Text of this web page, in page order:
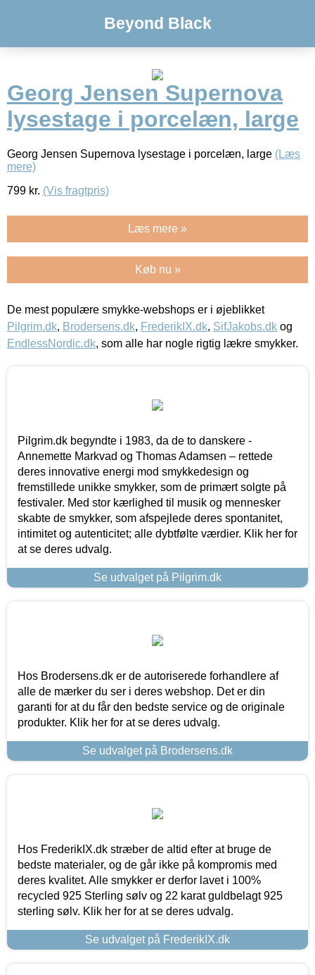
Beyond Black
Georg Jensen Supernova
lysestage i porcelæn, large
Georg Jensen Supernova lysestage i porcelæn, large (Læs
mere)
799 kr. (Vis fragtpris)
Læs mere »
Køb nu »
De mest populære smykke-webshops er i øjeblikket
Pilgrim.dk, Brodersens.dk, FrederikIX.dk, SifJakobs.dk og
EndlessNordic.dk, som alle har nogle rigtig lækre smykker.
Pilgrim.dk begyndte i 1983, da de to danskere -
Annemette Markvad og Thomas Adamsen – rettede
deres innovative energi mod smykkedesign og
fremstillede unikke smykker, som de primært solgte på
festivaler. Med stor kærlighed til musik og mennesker
skabte de smykker, som afspejlede deres spontanitet,
intimitet og autenticitet; alle dybtfølte værdier. Klik her for
at se deres udvalg.
Se udvalget på Pilgrim.dk
Hos Brodersens.dk er de autoriserede forhandlere af
alle de mærker du ser i deres webshop. Det er din
garanti for at du får den bedste service og de originale
produkter. Klik her for at se deres udvalg.
Se udvalget på Brodersens.dk
Hos FrederikIX.dk stræber de altid efter at bruge de
bedste materialer, og de går ikke på kompromis med
deres kvalitet. Alle smykker er derfor lavet i 100%
recycled 925 Sterling sølv og 22 karat guldbelagt 925
sterling sølv. Klik her for at se deres udvalg.
Se udvalget på FrederikIX.dk